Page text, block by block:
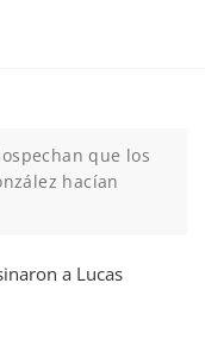
que los
hacían